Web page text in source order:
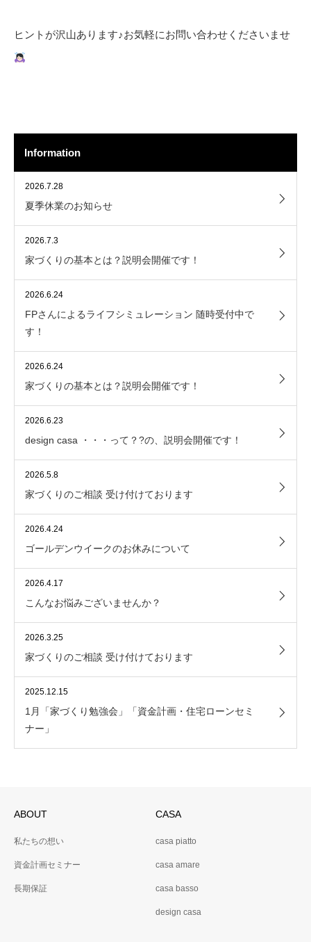
ヒントが沢山あります♪お気軽にお問い合わせくださいませ
Information
2026.7.28
夏季休業のお知らせ
2026.7.3
家づくりの基本とは？説明会開催です！
2026.6.24
FPさんによるライフシミュレーション 随時受付中で
す！
2026.6.24
家づくりの基本とは？説明会開催です！
2026.6.23
design casa ・・・って？?の、説明会開催です！
2026.5.8
家づくりのご相談 受け付けております
2026.4.24
ゴールデンウイークのお休みについて
2026.4.17
こんなお悩みございませんか？
2026.3.25
家づくりのご相談 受け付けております
2025.12.15
1月「家づくり勉強会」「資金計画・住宅ローンセミ
ナー」
ABOUT
私たちの想い
資金計画セミナー
長期保証
CASA
casa piatto
casa amare
casa basso
design casa